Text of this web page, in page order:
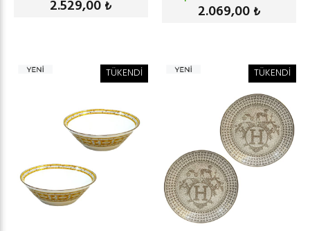
2.529,00 ₺ 2.069,00 ₺
TÜKENDİ TÜKENDİ